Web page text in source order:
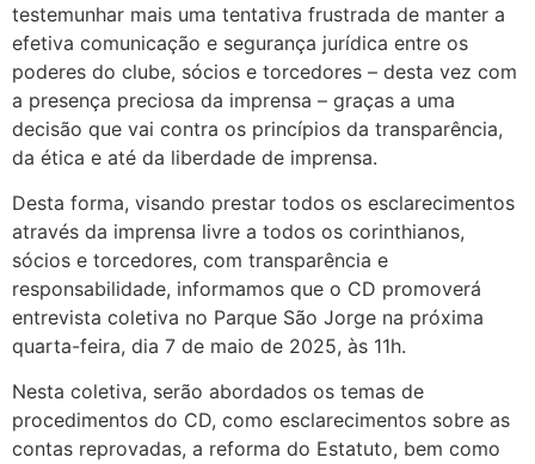
testemunhar mais uma tentativa frustrada de manter a
efetiva comunicação e segurança jurídica entre os
poderes do clube, sócios e torcedores – desta vez com
a presença preciosa da imprensa – graças a uma
decisão que vai contra os princípios da transparência,
da ética e até da liberdade de imprensa.
Desta forma, visando prestar todos os esclarecimentos
através da imprensa livre a todos os corinthianos,
sócios e torcedores, com transparência e
responsabilidade, informamos que o CD promoverá
entrevista coletiva no Parque São Jorge na próxima
quarta-feira, dia 7 de maio de 2025, às 11h.
Nesta coletiva, serão abordados os temas de
procedimentos do CD, como esclarecimentos sobre as
contas reprovadas, a reforma do Estatuto, bem como